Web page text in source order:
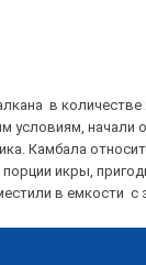
в
Камбала
икры,
в емкости